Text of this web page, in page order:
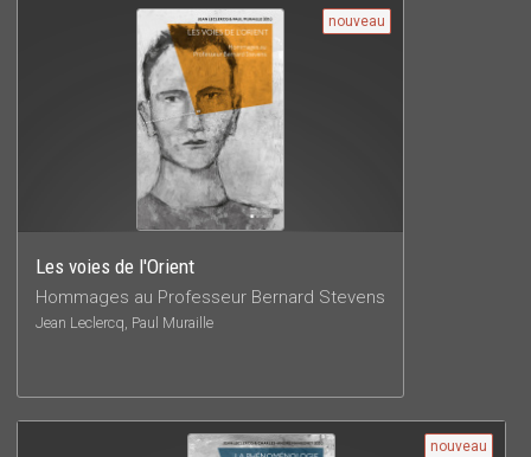
nouveau
Les voies de l'Orient
Hommages au Professeur Bernard Stevens
Jean Leclercq, Paul Muraille
nouveau